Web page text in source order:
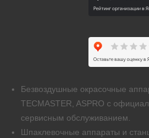
Безвоздушные окрасочные
TECMASTER, ASPRO с
сервисным обслуживанием.
Шпаклевочные аппараты и